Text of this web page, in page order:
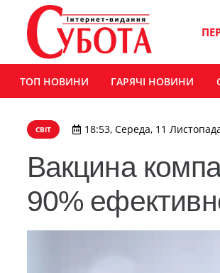
ТОП НОВИНИ ГАРЯЧІ НОВИНИ
СВІТ 18:53, Середа, 11
Вакцина
90%